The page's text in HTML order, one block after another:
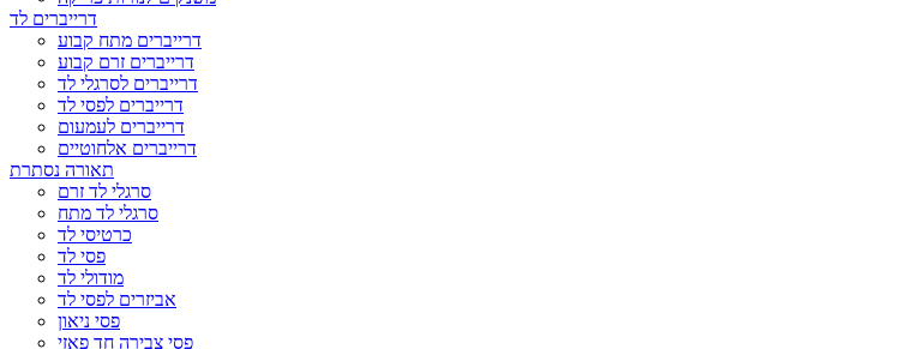
דרייברים לד
דרייברים מתח קבוע
דרייברים זרם קבוע
דרייברים לסרגלי לד
דרייברים לפסי לד
דרייברים לעמעום
דרייברים אלחוטיים
תאורה נסתרת
סרגלי לד זרם
סרגלי לד מתח
כרטיסי לד
פסי לד
מודולי לד
אביזרים לפסי לד
פסי ניאון
פסי צבירה חד פאזי